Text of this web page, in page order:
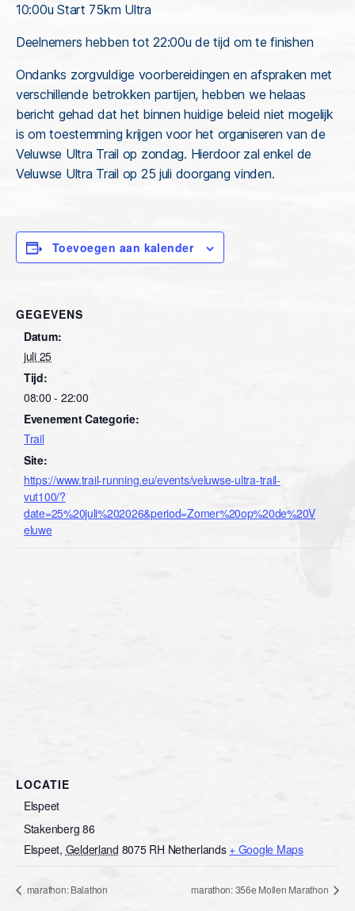
10:00u Start 75km Ultra
Deelnemers hebben tot 22:00u de tijd om te finishen
Ondanks zorgvuldige voorbereidingen en afspraken met
verschillende betrokken partijen, hebben we helaas
bericht gehad dat het binnen huidige beleid niet mogelijk
is om toestemming krijgen voor het organiseren van de
Veluwse Ultra Trail op zondag. Hierdoor zal enkel de
Veluwse Ultra Trail op 25 juli doorgang vinden.
Toevoegen aan kalender
GEGEVENS
Datum:
juli 25
Tijd:
08:00 - 22:00
Evenement Categorie:
Trail
Site:
https://www.trail-running.eu/events/veluwse-ultra-trail-
vut100/?
date=25%20juli%202026&period=Zomer%20op%20de%20V
eluwe
LOCATIE
Elspeet
Stakenberg 86
Elspeet, Gelderland 8075 RH Netherlands + Google Maps
marathon: Balathon marathon: 356e Mollen Marathon